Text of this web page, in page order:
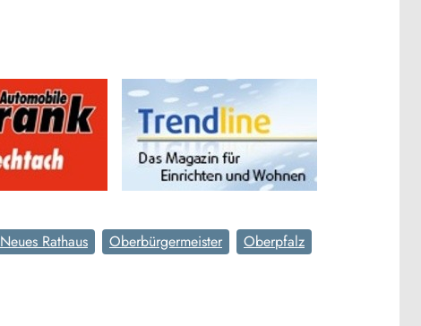
Neues Rathaus Oberbürgermeister
Oberpfalz